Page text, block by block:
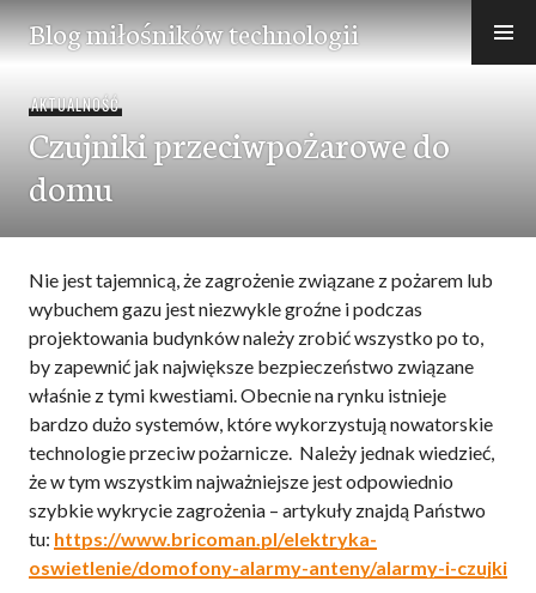
Przejdź
do Blog miłośników technologii
AKTUALNOŚĆ
Czujniki przeciwpożarowe do
domu
Nie jest tajemnicą, że zagrożenie związane z pożarem lub
wybuchem gazu jest niezwykle groźne i podczas
projektowania budynków należy zrobić wszystko po to,
by zapewnić jak największe bezpieczeństwo związane
właśnie z tymi kwestiami. Obecnie na rynku istnieje
bardzo dużo systemów, które wykorzystują nowatorskie
technologie przeciw pożarnicze. Należy jednak wiedzieć,
że w tym wszystkim najważniejsze jest odpowiednio
szybkie wykrycie zagrożenia – artykuły znajdą Państwo
tu: https://www.bricoman.pl/elektryka-
oswietlenie/domofony-alarmy-anteny/alarmy-i-czujki